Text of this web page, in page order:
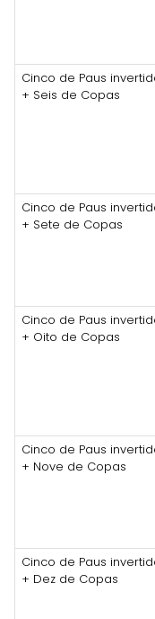
Cinco de Paus
+ Seis de Copas
Cinco de Paus
+ Sete de Copas
Cinco de Paus
+ Oito de Copas
Cinco de Paus
+ Nove de Copas
Cinco de Paus
+ Dez de Copas